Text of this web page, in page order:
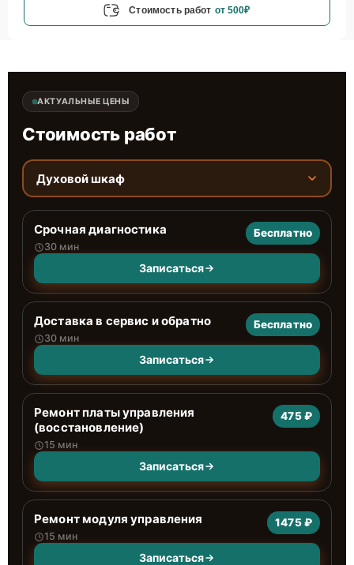
Стоимость работ от 500₽
АКТУАЛЬНЫЕ ЦЕНЫ
Стоимость работ
Духовой шкаф
Срочная диагностика
30 мин
Бесплатно
Записаться
Доставка в сервис и обратно
30 мин
Бесплатно
Записаться
Ремонт платы управления
(восстановление)
15 мин
475 ₽
Записаться
Ремонт модуля управления
15 мин
1475 ₽
Записаться